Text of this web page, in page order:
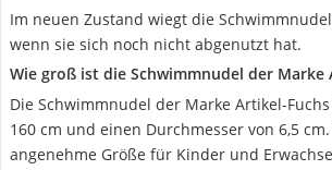
Im neuen Zustand wiegt die
wenn sie sich noch nicht abgenutzt hat.
Wie groß ist die Schwimmnudel der Marke
Die Schwimmnudel der Marke Artikel-
160 cm und einen Durchmesser von 6,5
angenehme Größe für Kinder und